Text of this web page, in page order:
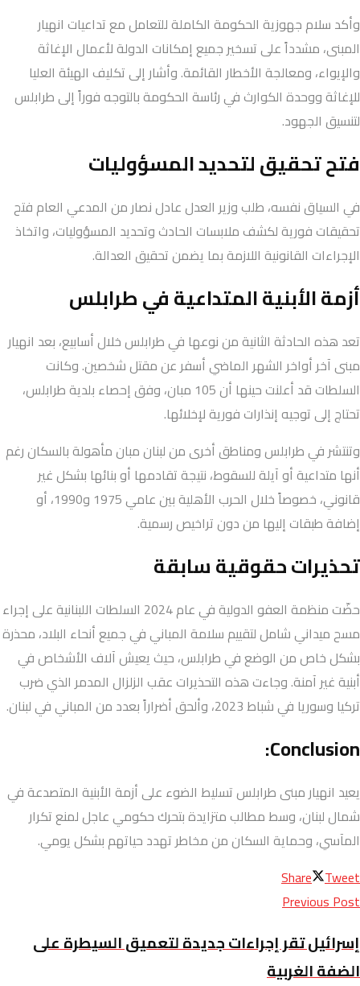
وأكد سلام جهوزية الحكومة الكاملة للتعامل مع تداعيات انهيار
المبنى، مشدداً على تسخير جميع إمكانات الدولة لأعمال الإغاثة
والإيواء، ومعالجة الأخطار القائمة. وأشار إلى تكليف الهيئة العليا
للإغاثة ووحدة الكوارث في رئاسة الحكومة بالتوجه فوراً إلى طرابلس
لتنسيق الجهود.
فتح تحقيق لتحديد المسؤوليات
في السياق نفسه، طلب وزير العدل عادل نصار من المدعي العام فتح
تحقيقات فورية لكشف ملابسات الحادث وتحديد المسؤوليات، واتخاذ
الإجراءات القانونية اللازمة بما يضمن تحقيق العدالة.
أزمة الأبنية المتداعية في طرابلس
تعد هذه الحادثة الثانية من نوعها في طرابلس خلال أسابيع، بعد انهيار
مبنى آخر أواخر الشهر الماضي أسفر عن مقتل شخصين. وكانت
السلطات قد أعلنت حينها أن 105 مبان، وفق إحصاء بلدية طرابلس،
تحتاج إلى توجيه إنذارات فورية لإخلائها.
وتنتشر في طرابلس ومناطق أخرى من لبنان مبان مأهولة بالسكان رغم
أنها متداعية أو آيلة للسقوط، نتيجة تقادمها أو بنائها بشكل غير
قانوني، خصوصاً خلال الحرب الأهلية بين عامي 1975 و1990، أو
إضافة طبقات إليها من دون تراخيص رسمية.
تحذيرات حقوقية سابقة
حضّت منظمة العفو الدولية في عام 2024 السلطات اللبنانية على إجراء
مسح ميداني شامل لتقييم سلامة المباني في جميع أنحاء البلاد، محذرة
بشكل خاص من الوضع في طرابلس، حيث يعيش آلاف الأشخاص في
أبنية غير آمنة. وجاءت هذه التحذيرات عقب الزلزال المدمر الذي ضرب
تركيا وسوريا في شباط 2023، وألحق أضراراً بعدد من المباني في لبنان.
Conclusion:
يعيد انهيار مبنى طرابلس تسليط الضوء على أزمة الأبنية المتصدعة في
شمال لبنان، وسط مطالب متزايدة بتحرك حكومي عاجل لمنع تكرار
المآسي، وحماية السكان من مخاطر تهدد حياتهم بشكل يومي.
Share Tweet
Previous Post
إسرائيل تقر إجراءات جديدة لتعميق السيطرة على
الضفة الغربية